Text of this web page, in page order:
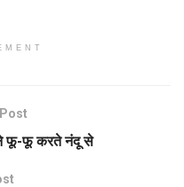
फू-फू करते नंदू से